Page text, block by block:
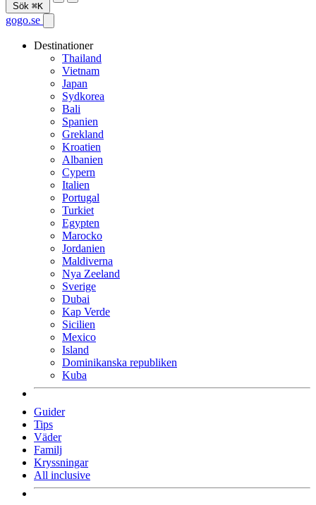
Sök ⌘K
gogo.se
Destinationer
Thailand
Vietnam
Japan
Sydkorea
Bali
Spanien
Grekland
Kroatien
Albanien
Cypern
Italien
Portugal
Turkiet
Egypten
Marocko
Jordanien
Maldiverna
Nya Zeeland
Sverige
Dubai
Kap Verde
Sicilien
Mexico
Island
Dominikanska republiken
Kuba
Guider
Tips
Väder
Familj
Kryssningar
All inclusive